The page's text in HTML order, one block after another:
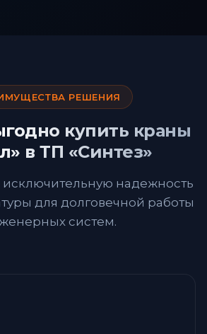
РЕШЕНИЯ
купить краны
в ТП «Синтез»
надежность
для долговечной работы
систем.